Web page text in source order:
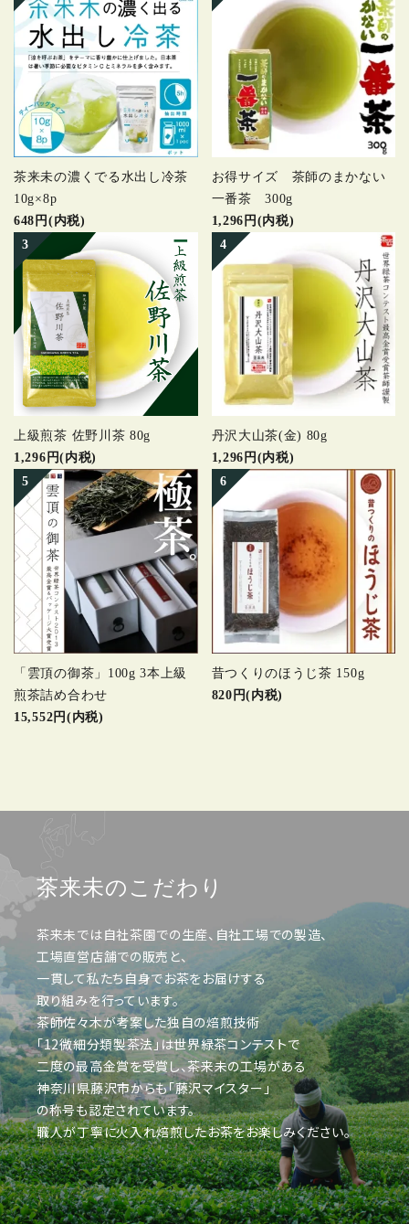
茶来未の濃くでる水出し冷茶
10g×8p
648円(内税)
お得サイズ 茶師のまかない
一番茶 300g
1,296円(内税)
上級煎茶 佐野川茶 80g
1,296円(内税)
丹沢大山茶(金) 80g
1,296円(内税)
「雲頂の御茶」100g 3本上級
煎茶詰め合わせ
15,552円(内税)
昔つくりのほうじ茶 150g
820円(内税)
茶来未のこだわり
茶来未では自社茶園での生産、自社工場での製造、
工場直営店舗での販売と、
一貫して私たち自身でお茶をお届けする
取り組みを行っています。
茶師佐々木が考案した独自の焙煎技術
「12微細分類製茶法」は世界緑茶コンテストで
二度の最高金賞を受賞し、茶来未の工場がある
神奈川県藤沢市からも「藤沢マイスター」
の称号も認定されています。
職人が丁寧に火入れ焙煎したお茶をお楽しみください。